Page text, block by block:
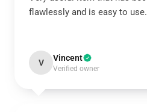
flawlessly and is easy to use.
V Vincent
Verified owner